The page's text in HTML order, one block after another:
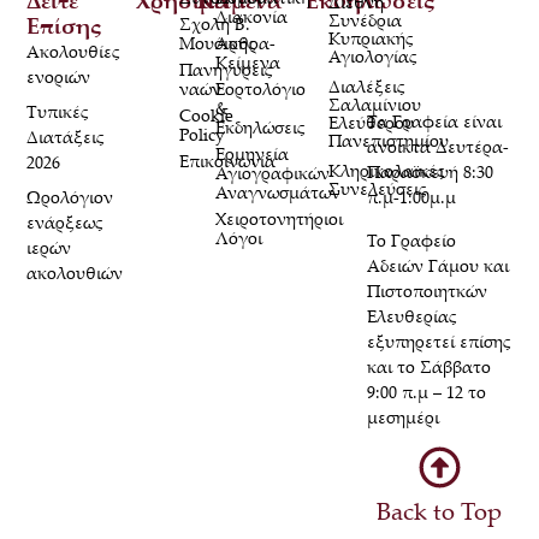
Τα Γραφεία είναι
ανοικτά Δευτέρα-
Παρασκευή 8:30
π.μ-1:00μ.μ
Το Γραφείο
Αδειών Γάμου και
Πιστοποιητκών
Ελευθερίας
εξυπηρετεί επίσης
και το Σάββατο
9:00 π.μ – 12 το
μεσημέρι
Back to Top
Σχολή Β.
Μουσικής
Πανηγύρεις
ναών
Cookie
Policy
Επικοινωνία
Διακονία
Άρθρα-
Κείμενα
Εορτολόγιο
&
Εκδηλώσεις
Ερμηνεία
Αγιογραφικών
Αναγνωσμάτων
Χειροτονητήριοι
Λόγοι
Επίσης
Ακολουθίες
ενοριών
Τυπικές
Διατάξεις
2026
Ωρολόγιον
ενάρξεως
ιερών
ακολουθιών
Συνέδρια
Κυπριακής
Αγιολογίας
Διαλέξεις
Σαλαμίνιου
Ελεύθερου
Πανεπιστημίου
Κληρικολαϊκές
Συνελεύσεις